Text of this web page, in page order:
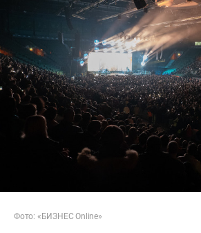
Фото: «БИЗНЕС Online»